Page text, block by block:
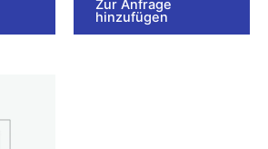
Zur Anfrage
hinzufügen